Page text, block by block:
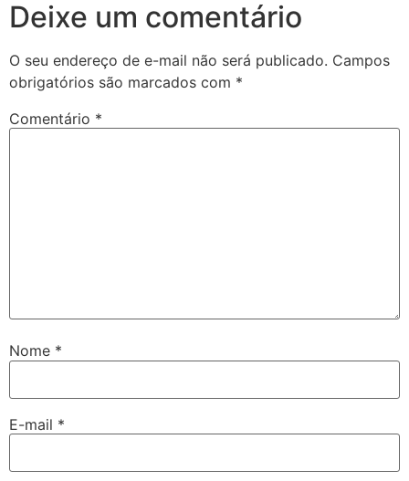
Deixe um comentário
O seu endereço de e-mail não será publicado. Campos
obrigatórios são marcados com *
Comentário *
Nome *
E-mail *